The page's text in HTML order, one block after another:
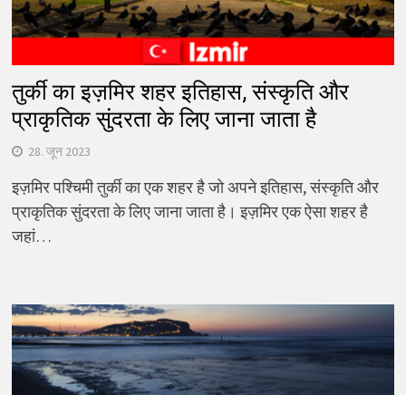
तुर्की का इज़मिर शहर इतिहास, संस्कृति और
प्राकृतिक सुंदरता के लिए जाना जाता है
28. जून 2023
इज़मिर पश्चिमी तुर्की का एक शहर है जो अपने इतिहास, संस्कृति और
प्राकृतिक सुंदरता के लिए जाना जाता है। इज़मिर एक ऐसा शहर है
जहां…